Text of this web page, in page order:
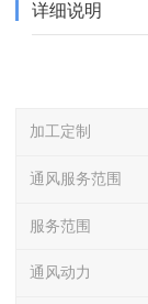
详细说明
加工定制
通风服务范围
服务范围
通风动力